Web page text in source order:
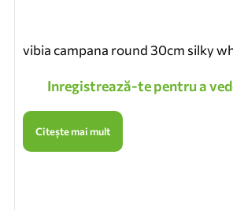
vibia campana round 30cm silky
Inregistrează-te pentru a
Citește mai mult